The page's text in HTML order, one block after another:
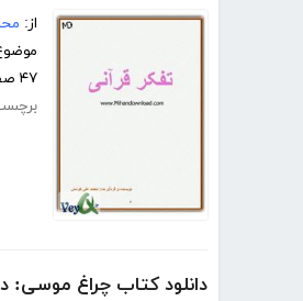
از:
۴۷ صفحه
دانلود کتاب چراغ